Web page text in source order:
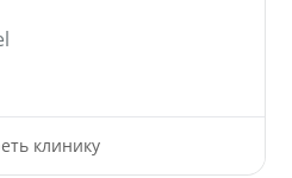
клинику